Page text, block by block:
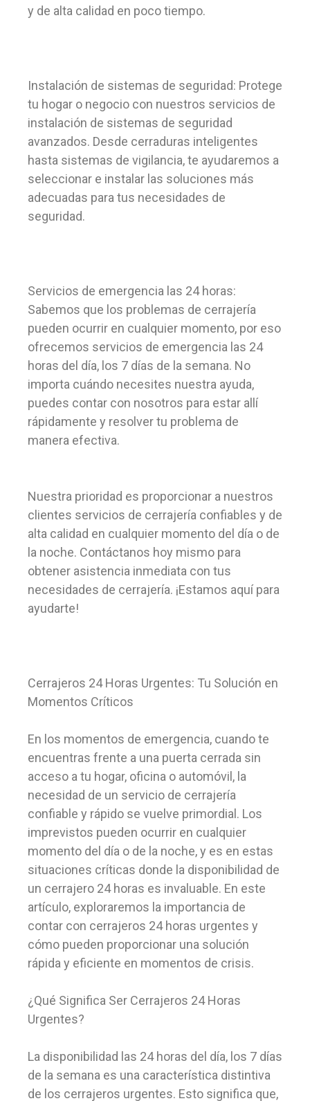
y de alta calidad en poco tiempo.
Instalación de sistemas de seguridad: Protege
tu hogar o negocio con nuestros servicios de
instalación de sistemas de seguridad
avanzados. Desde cerraduras inteligentes
hasta sistemas de vigilancia, te ayudaremos a
seleccionar e instalar las soluciones más
adecuadas para tus necesidades de
seguridad.
Servicios de emergencia las 24 horas:
Sabemos que los problemas de cerrajería
pueden ocurrir en cualquier momento, por eso
ofrecemos servicios de emergencia las 24
horas del día, los 7 días de la semana. No
importa cuándo necesites nuestra ayuda,
puedes contar con nosotros para estar allí
rápidamente y resolver tu problema de
manera efectiva.
Nuestra prioridad es proporcionar a nuestros
clientes servicios de cerrajería confiables y de
alta calidad en cualquier momento del día o de
la noche. Contáctanos hoy mismo para
obtener asistencia inmediata con tus
necesidades de cerrajería. ¡Estamos aquí para
ayudarte!
Cerrajeros 24 Horas Urgentes: Tu Solución en
Momentos Críticos
En los momentos de emergencia, cuando te
encuentras frente a una puerta cerrada sin
acceso a tu hogar, oficina o automóvil, la
necesidad de un servicio de cerrajería
confiable y rápido se vuelve primordial. Los
imprevistos pueden ocurrir en cualquier
momento del día o de la noche, y es en estas
situaciones críticas donde la disponibilidad de
un cerrajero 24 horas es invaluable. En este
artículo, exploraremos la importancia de
contar con cerrajeros 24 horas urgentes y
cómo pueden proporcionar una solución
rápida y eficiente en momentos de crisis.
¿Qué Significa Ser Cerrajeros 24 Horas
Urgentes?
La disponibilidad las 24 horas del día, los 7 días
de la semana es una característica distintiva
de los cerrajeros urgentes. Esto significa que,